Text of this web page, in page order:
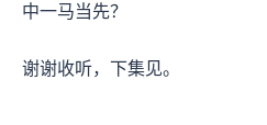
中一马当先？
谢谢收听，下集见。